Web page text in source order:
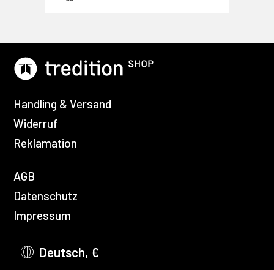
Handling & Versand
Widerruf
Reklamation
AGB
Datenschutz
Impressum
Deutsch, €